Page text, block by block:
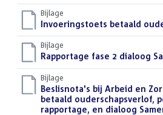
Bijlage
Download
bestand:
Invoeringstoets betaald
Bijlage
Download
bestand:
Rapportage fase 2 dialoog
Bijlage
Download
bestand:
Beslisnota's bij Arbeid en
betaald ouderschapsverlof,
rapportage, en dialoog